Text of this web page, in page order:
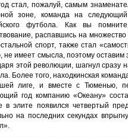
стал, пожалуй, самым
зоне, команда на
футбола. Как вы
распавшись на
спорт, также стал
не имеет смысла, поэтому оставим
этой революции, шагнул сразу
Более того, находкинская
лиге, и вместе с Тюменью,
год компанию «Океану»
в элите появился четвертый
на последних секундах